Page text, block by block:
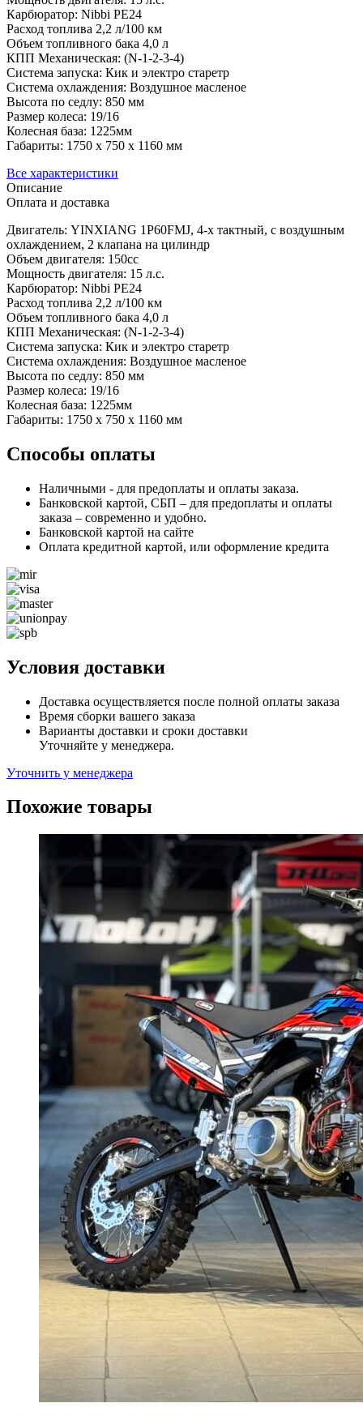
Карбюратор: Nibbi PE24
Расход топлива 2,2 л/100 км
Объем топливного бака 4,0 л
КПП Механическая: (N-1-2-3-4)
Система запуска: Кик и электро старетр
Система охлаждения: Воздушное масленое
Высота по седлу: 850 мм
Размер колеса: 19/16
Колесная база: 1225мм
Габариты: 1750 х 750 х 1160 мм
Все характеристики
Описание
Оплата и доставка
Двигатель: YINXIANG 1P60FMJ, 4-х тактный, с воздушным
охлаждением, 2 клапана на цилиндр
Объем двигателя: 150сс
Мощность двигателя: 15 л.с.
Карбюратор: Nibbi PE24
Расход топлива 2,2 л/100 км
Объем топливного бака 4,0 л
КПП Механическая: (N-1-2-3-4)
Система запуска: Кик и электро старетр
Система охлаждения: Воздушное масленое
Высота по седлу: 850 мм
Размер колеса: 19/16
Колесная база: 1225мм
Габариты: 1750 х 750 х 1160 мм
Способы оплаты
Наличными - для предоплаты и оплаты заказа.
Банковской картой, СБП – для предоплаты и оплаты
заказа – современно и удобно.
Банковской картой на сайте
Оплата кредитной картой, или оформление кредита
Условия доставки
Доставка осуществляется после полной оплаты заказа
Время сборки вашего заказа
Варианты доставки и сроки доставки
Уточняйте у менеджера.
Уточнить у менеджера
Похожие товары